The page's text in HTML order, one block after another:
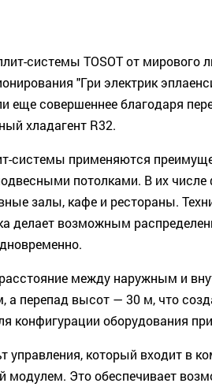
системы TOSOT от мирового
"Гри электрик
еще совершеннее благодаря
хладагент R32.
системы применяются
потолками. В их числе
залы, кафе и рестораны.
делает возможным
между наружным и
а перепад высот — 30 м, что
конфигурации оборудования
управления, который входит в
модулем. Это обеспечивает